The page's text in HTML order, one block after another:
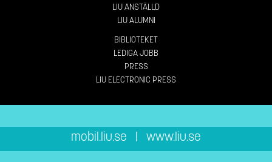
LIU ANSTÄLLD
LIU ALUMNI
BIBLIOTEKET
LEDIGA JOBB
PRESS
LIU ELECTRONIC PRESS
mobil.liu.se www.liu.se